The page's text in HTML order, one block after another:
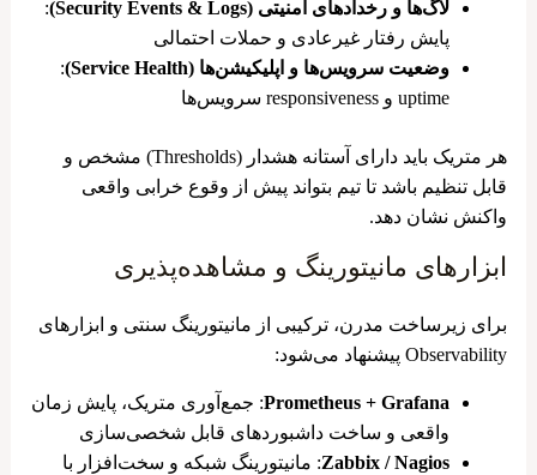
لاگ‌ها و رخدادهای امنیتی (Security Events & Logs)
:
پایش رفتار غیرعادی و حملات احتمالی
وضعیت سرویس‌ها و اپلیکیشن‌ها (Service Health)
:
uptime و responsiveness سرویس‌ها
هر متریک باید دارای آستانه هشدار (Thresholds) مشخص و
قابل تنظیم باشد تا تیم بتواند پیش از وقوع خرابی واقعی
واکنش نشان دهد.
ابزارهای مانیتورینگ و مشاهده‌پذیری
برای زیرساخت مدرن، ترکیبی از مانیتورینگ سنتی و ابزارهای
Observability پیشنهاد می‌شود:
Prometheus + Grafana: جمع‌آوری متریک، پایش زمان
واقعی و ساخت داشبوردهای قابل شخصی‌سازی
Zabbix / Nagios: مانیتورینگ شبکه و سخت‌افزار با